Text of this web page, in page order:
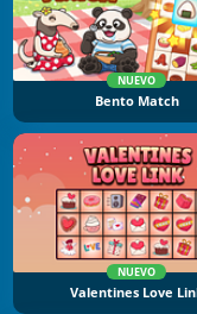
NUEVO
Bento Match
NUEVO
Valentines Love